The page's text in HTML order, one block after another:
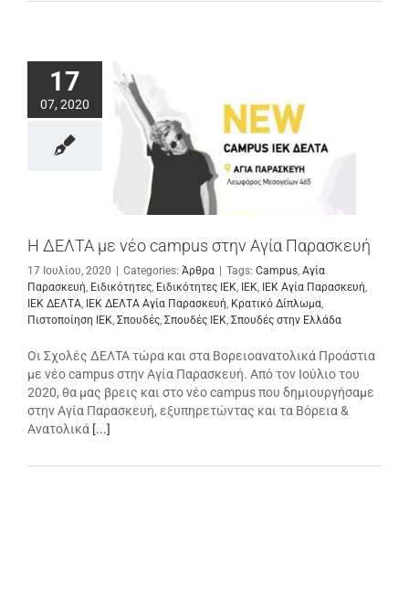
17
07, 2020
Η ΔΕΛΤΑ με νέο campus στην Αγία Παρασκευή
17 Ιουλίου, 2020 | Categories: Άρθρα | Tags: Campus Αγία
Παρασκευή Ειδικότητες Ειδικότητες ΙΕΚ ΙΕΚ ΙΕΚ Αγία Παρασκευή
ΙΕΚ ΔΕΛΤΑ ΙΕΚ ΔΕΛΤΑ Αγία Παρασκευή Κρατικό Δίπλωμα
Πιστοποίηση ΙΕΚ Σπουδές Σπουδές ΙΕΚ Σπουδές στην Ελλάδα
Οι Σχολές ΔΕΛΤΑ τώρα και στα Βορειοανατολικά Προάστια
με νέο campus στην Αγία Παρασκευή. Από τον Ιούλιο του
2020, θα μας βρεις και στο νέο campus που δημιουργήσαμε
στην Αγία Παρασκευή, εξυπηρετώντας και τα Βόρεια &
Ανατολικά [...]